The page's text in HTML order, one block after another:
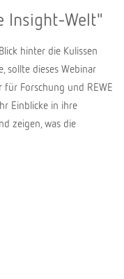
Insight-Welt"
hinter die Kulissen
sollte dieses Webinar
für Forschung und REWE
Einblicke in ihre
zeigen, was die